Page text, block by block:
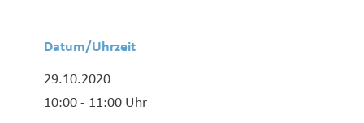
Datum/Uhrzeit
29.10.2020
10:00 - 11:00 Uhr